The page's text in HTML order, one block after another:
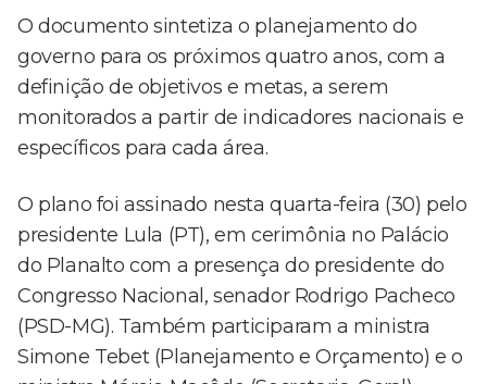
O documento sintetiza o planejamento do
governo para os próximos quatro anos, com a
definição de objetivos e metas, a serem
monitorados a partir de indicadores nacionais e
específicos para cada área.
O plano foi assinado nesta quarta-feira (30) pelo
presidente Lula (PT), em cerimônia no Palácio
do Planalto com a presença do presidente do
Congresso Nacional, senador Rodrigo Pacheco
(PSD-MG). Também participaram a ministra
Simone Tebet (Planejamento e Orçamento) e o